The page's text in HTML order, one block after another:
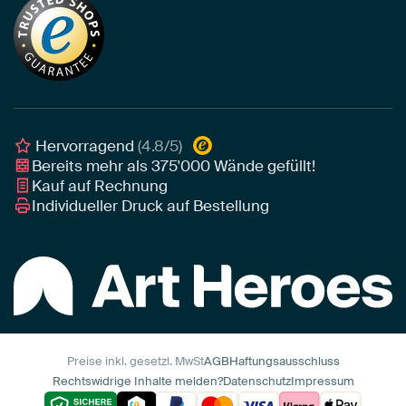
Tapete
Leinwand
Leinwand für draußen
Akustik-Tipps
Tipps von unseren Botschaftern
Individuelle Einrichtungsberatung
Nachhaltigkeit
Unser Team
Botschafter
Awards und Preise
Art Heroes App
Hervorragend(4.8/5)
Bereits mehr als375'000Wände gefüllt!
Kauf auf Rechnung
Individueller Druck auf Bestellung
Preise inkl. gesetzl. MwStAGBHaftungsausschluss
Rechtswidrige Inhalte melden?DatenschutzImpressum